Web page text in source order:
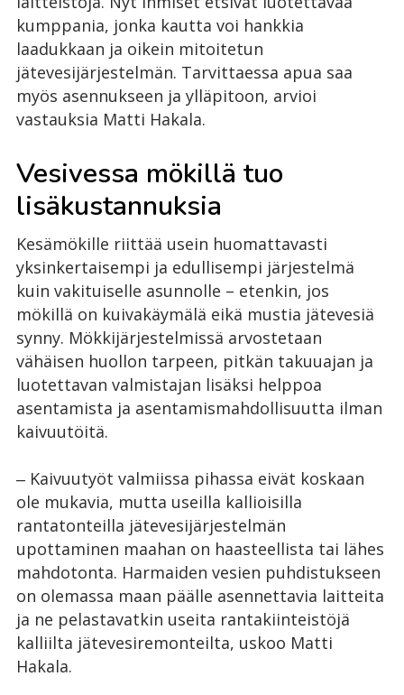
kumppania, jonka kautta voi hankkia
laadukkaan ja oikein mitoitetun
jätevesijärjestelmän. Tarvittaessa apua saa
myös asennukseen ja ylläpitoon, arvioi
vastauksia Matti Hakala.
Vesivessa mökillä tuo
lisäkustannuksia
Kesämökille riittää usein huomattavasti
yksinkertaisempi ja edullisempi järjestelmä
kuin vakituiselle asunnolle – etenkin, jos
mökillä on kuivakäymälä eikä mustia jätevesiä
synny. Mökkijärjestelmissä arvostetaan
vähäisen huollon tarpeen, pitkän takuuajan ja
luotettavan valmistajan lisäksi helppoa
asentamista ja asentamismahdollisuutta ilman
kaivuutöitä.
‒ Kaivuutyöt valmiissa pihassa eivät koskaan
ole mukavia, mutta useilla kallioisilla
rantatonteilla jätevesijärjestelmän
upottaminen maahan on haasteellista tai lähes
mahdotonta. Harmaiden vesien puhdistukseen
on olemassa maan päälle asennettavia laitteita
ja ne pelastavatkin useita rantakiinteistöjä
kalliilta jätevesiremonteilta, uskoo Matti
Hakala.